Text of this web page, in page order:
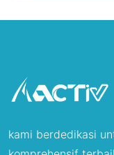
kami berdedikasi